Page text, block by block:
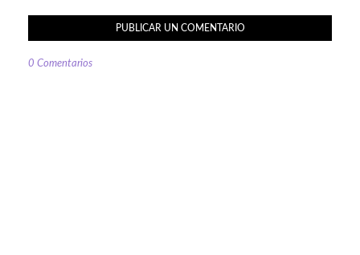
PUBLICAR UN COMENTARIO
0 Comentarios